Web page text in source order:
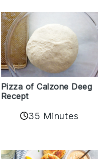
Pizza of Calzone Deeg
Recept
35 Minutes